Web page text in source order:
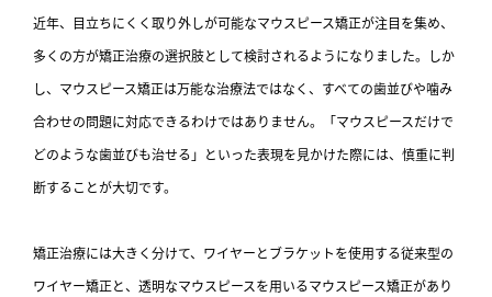
近年、目立ちにくく取り外しが可能なマウスピース矯正が注目を集め、
多くの方が矯正治療の選択肢として検討されるようになりました。しか
し、マウスピース矯正は万能な治療法ではなく、すべての歯並びや噛み
合わせの問題に対応できるわけではありません。「マウスピースだけで
どのような歯並びも治せる」といった表現を見かけた際には、慎重に判
断することが大切です。
矯正治療には大きく分けて、ワイヤーとブラケットを使用する従来型の
ワイヤー矯正と、透明なマウスピースを用いるマウスピース矯正があり